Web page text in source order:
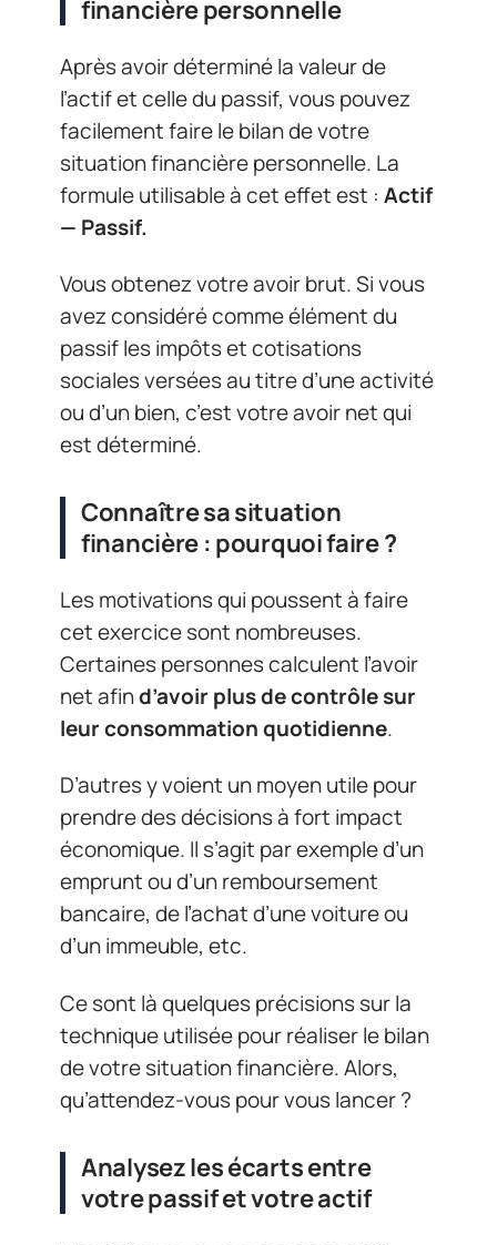
financière personnelle
Après avoir déterminé la valeur de
l’actif et celle du passif, vous pouvez
facilement faire le bilan de votre
situation financière personnelle. La
formule utilisable à cet effet est : Actif
— Passif.
Vous obtenez votre avoir brut. Si vous
avez considéré comme élément du
passif les impôts et cotisations
sociales versées au titre d’une activité
ou d’un bien, c’est votre avoir net qui
est déterminé.
Connaître sa situation
financière : pourquoi faire ?
Les motivations qui poussent à faire
cet exercice sont nombreuses.
Certaines personnes calculent l’avoir
net afind’avoir plus de contrôle sur
leur consommation quotidienne.
D’autres y voient un moyen utile pour
prendre des décisions à fort impact
économique. Il s’agit par exemple d’un
emprunt ou d’un remboursement
bancaire, de l’achat d’une voiture ou
d’un immeuble, etc.
Ce sont là quelques précisions sur la
technique utilisée pour réaliser le bilan
de votre situation financière. Alors,
qu’attendez-vous pour vous lancer ?
Analysez les écarts entre
votre passif et votre actif